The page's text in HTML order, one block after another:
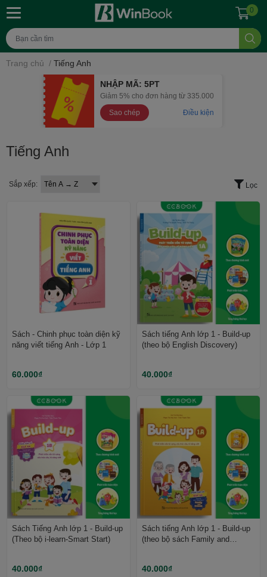
0
Trang chủ / Tiếng Anh
NHẬP MÃ: 5PT
Giảm 5% cho đơn hàng từ 335.000
Sao chép
Điều kiện
Tiếng Anh
Sắp xếp: Lọc
Sách - Chinh phục toàn diện kỹ
năng viết tiếng Anh - Lớp 1
60.000₫
Sách tiếng Anh lớp 1 - Build-up
(theo bộ English Discovery)
40.000₫
Sách Tiếng Anh lớp 1 - Build-up
(Theo bộ i-learn-Smart Start)
40.000₫
Sách tiếng Anh lớp 1 - Build-up
(theo bộ sách Family and
40.000₫